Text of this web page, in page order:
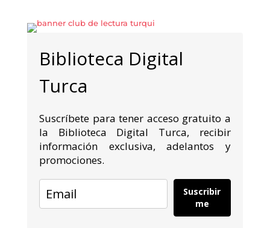
Biblioteca Digital
Turca
Suscríbete para tener acceso gratuito a
la Biblioteca Digital Turca, recibir
información exclusiva, adelantos y
promociones.
Suscribir
me